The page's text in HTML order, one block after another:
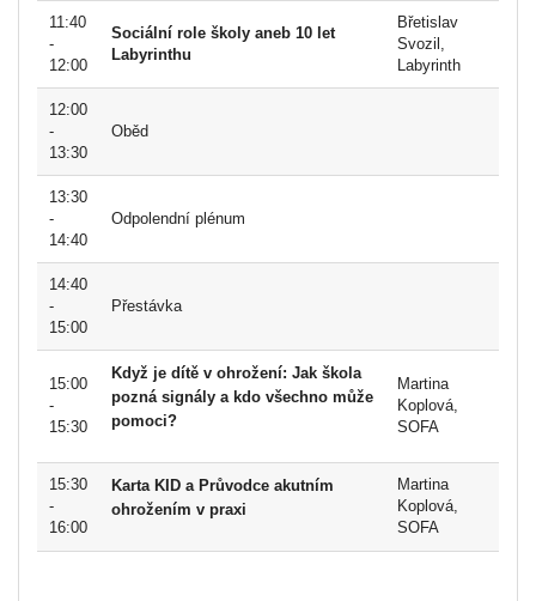
11:40
-
12:00
Sociální role školy aneb 10 let
Labyrinthu
Břetislav
Svozil,
Labyrinth
12:00
-
13:30
Oběd
13:30
-
14:40
Odpolendní plénum
14:40
-
15:00
Přestávka
15:00
-
15:30
Když je dítě v ohrožení: Jak škola
pozná signály a kdo všechno může
pomoci?
Martina
Koplová,
SOFA
15:30
-
16:00
Karta KID a Průvodce akutním
ohrožením v praxi
Martina
Koplová,
SOFA